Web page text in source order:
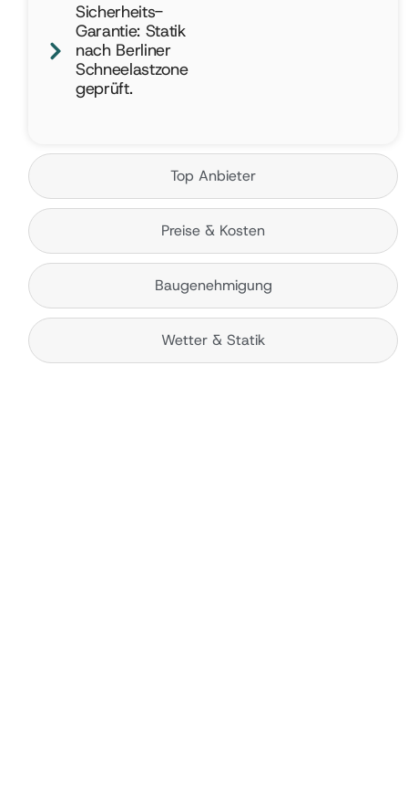
Top Anbieter
Preise & Kosten
Baugenehmigung
Wetter & Statik
Sicherheits-
Garantie: Statik
nach Berliner
Schneelastzone
geprüft.